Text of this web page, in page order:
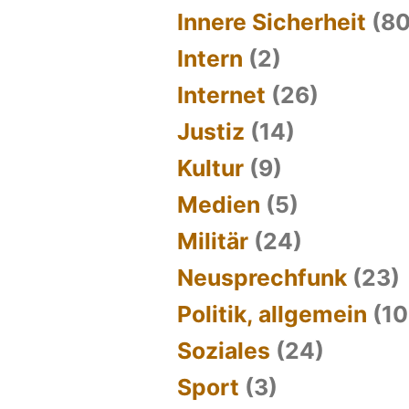
Innere Sicherheit
Intern (2)
Internet (26)
Justiz (14)
Kultur (9)
Medien (5)
Militär (24)
Neusprechfunk (23)
Politik, allgemein
Soziales (24)
Sport (3)